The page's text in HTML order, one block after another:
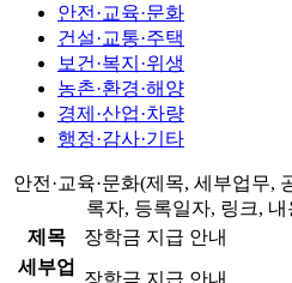
안전·교육·문화
건설·교통·주택
보건·복지·위생
농촌·환경·해양
경제·산업·차량
행정·감사·기타
안전·교육·문화(제목, 세부업무,
록자, 등록일자, 링크,
제목
장학금 지급 안내
세부업
장학금 지급 안내